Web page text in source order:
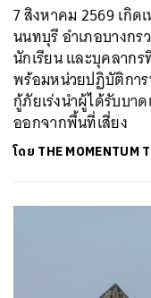
7 สิงหาคม 2569 เกิด
นนทบุรี อำเภอบางก
นักเรียน และบุคลากร
พร้อมหน่วยปฏิบัติกา
กู้ภัยเร่งนำผู้ได้รับบา
ออกจากพื้นที่เสี่ยง
โดย THE MOMENTUM